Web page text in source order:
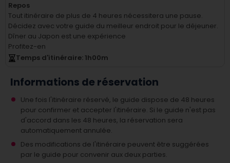
Repos
Tout itinéraire de plus de 4 heures nécessitera une pause.
Décidez avec votre guide du meilleur endroit pour le déjeuner.
Dîner au Japon est une expérience
Profitez-en
Temps d'itinéraire: 1h00m
Informations de réservation
Une fois l'itinéraire réservé, le guide dispose de 48 heures
pour confirmer et accepter l'itinéraire. Si le guide n'est pas
d'accord dans les 48 heures, la réservation sera
automatiquement annulée.
Des modifications de l'itinéraire peuvent être suggérées
par le guide pour convenir aux deux parties.